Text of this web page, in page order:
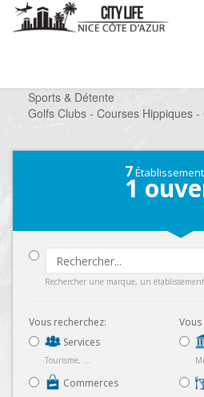
Sports & Détente
/
Golfs Clubs - Courses Hippiques
7
1
Rechercher une marque, un
Vous recherchez:
Services
Tourisme, ...
Commerces